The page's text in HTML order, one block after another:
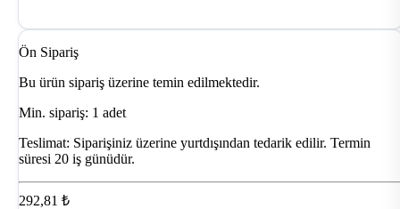
Ön Sipariş
Bu ürün sipariş üzerine temin edilmektedir.
Min. sipariş: 1 adet
Teslimat: Siparişiniz üzerine yurtdışından tedarik edilir. Termin
süresi 20 iş günüdür.
292,81 ₺